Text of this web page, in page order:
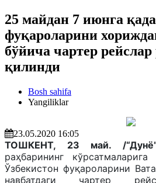
25 майдан 7 июнга
фуқароларини
бўйича чартер
қилинди
Bosh sahifa
Yangiliklar
23.05.2020 16:05
ТОШКЕНТ, 23 май. /
раҳбарининг
Ўзбекистон фуқароларини
навбатдаги чартер